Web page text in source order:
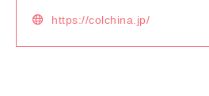
https://colchina.jp/